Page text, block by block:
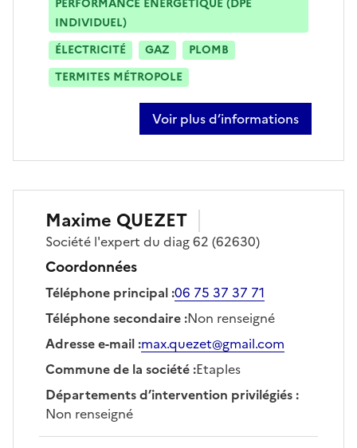
PERFORMANCE ÉNERGÉTIQUE (DPE
INDIVIDUEL)
ÉLECTRICITÉ
GAZ
PLOMB
TERMITES MÉTROPOLE
Voir plus d’informations
sur alain mesureur
Maxime QUEZET
Société l'expert du diag 62 (62630)
Coordonnées
Téléphone principal:06 75 37 37 71
Téléphone secondaire:Non renseigné
Adresse e-mail:max.quezet@gmail.com
Commune de la société:Etaples
Départements d’intervention privilégiés:
Non renseigné